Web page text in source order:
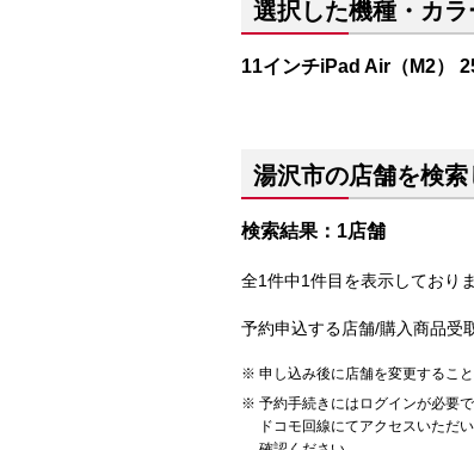
選択した機種・カラ
11インチiPad Air（M2）
湯沢市の店舗を検
検索結果：1店舗
全1件中1件目を表示しており
予約申込する店舗/購入商品受
申し込み後に店舗を変更すること
予約手続きにはログインが必要で
ドコモ回線にてアクセスいただ